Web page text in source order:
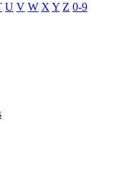
U V W X Y Z 0-9